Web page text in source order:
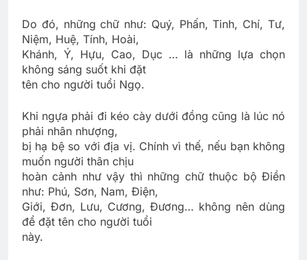
Do đó, những chữ như: Quý, Phấn, Tinh, Chí, Tư,
Niệm, Huệ, Tính, Hoài,
Khánh, Ý, Hựu, Cao, Dục … là những lựa chọn
không sáng suốt khi đặt
tên cho người tuổi Ngọ.
Khi ngựa phải đi kéo cày dưới đồng cũng là lúc nó
phải nhân nhượng,
bị hạ bệ so với địa vị. Chính vì thế, nếu bạn không
muốn người thân chịu
hoàn cảnh như vậy thì những chữ thuộc bộ Điền
như: Phú, Sơn, Nam, Điện,
Giới, Đơn, Lưu, Cương, Đương… không nên dùng
để đặt tên cho người tuổi
này.